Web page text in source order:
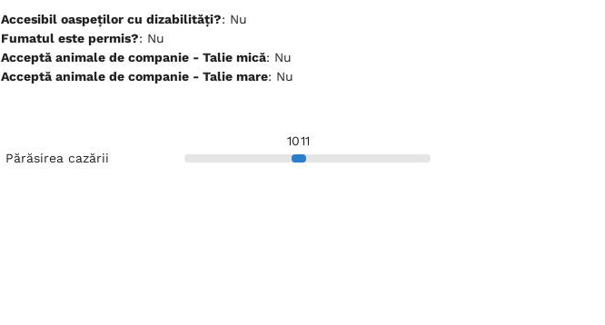
Accesibil oaspeților cu dizabilități?
: Nu
Fumatul este permis?
: Nu
Acceptă animale de companie - Talie mică
: Nu
Acceptă animale de companie - Talie mare
: Nu
Părăsirea cazării
1011